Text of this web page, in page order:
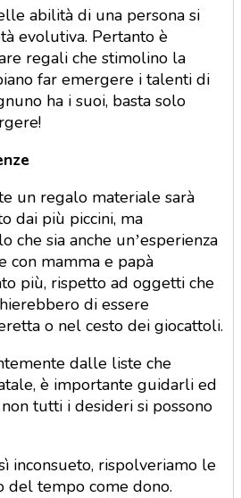
abilità di una persona si
evolutiva. Pertanto è
regali che stimolino la
far emergere i talenti di
ha i suoi, basta solo
un regalo materiale sarà
dai più piccini, ma
che sia anche un’esperienza
con mamma e papà
più, rispetto ad oggetti che
di essere
o nel cesto dei giocattoli.
dalle liste che
è importante guidarli ed
tutti i desideri si possono
inconsueto, rispolveriamo le
del tempo come dono.